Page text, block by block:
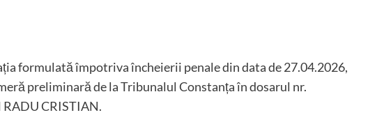
formulată împotriva încheierii penale din data de 27.04.2026,
preliminară de la Tribunalul Constanța în dosarul nr.
CRISTIAN.